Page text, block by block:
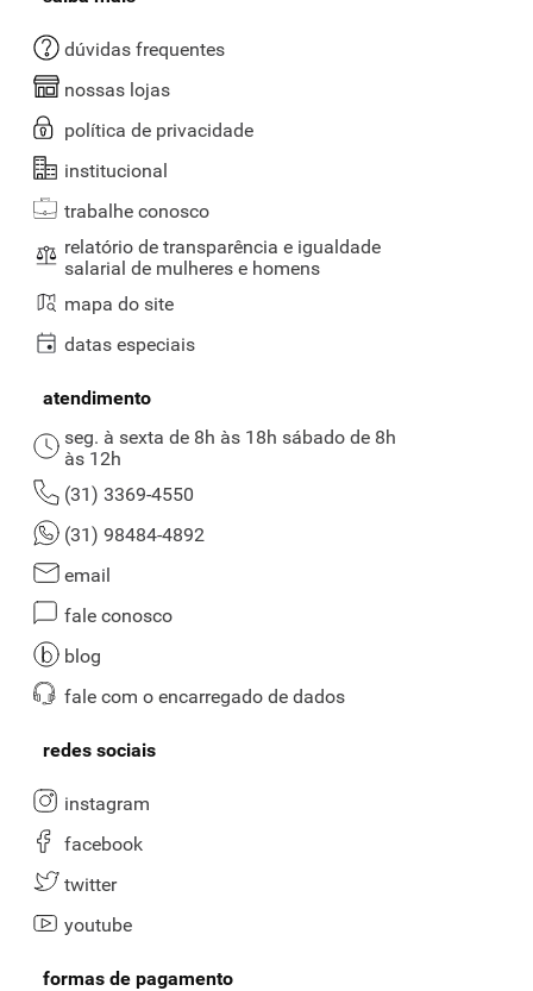
dúvidas frequentes
nossas lojas
política de privacidade
institucional
trabalhe conosco
relatório de transparência e igualdade
salarial de mulheres e homens
mapa do site
datas especiais
atendimento
seg. à sexta de 8h às 18h sábado de 8h
às 12h
(31) 3369-4550
(31) 98484-4892
email
fale conosco
blog
fale com o encarregado de dados
redes sociais
instagram
facebook
twitter
youtube
formas de pagamento